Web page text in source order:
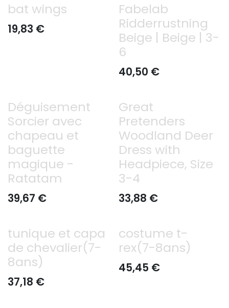
bat wings
19,83 €
Fabelab
Ridderrustning
Beige | Beige | 3-
6
40,50 €
Déguisement
Sorcier avec
chapeau et
baguette
magique -
Ratatam
39,67 €
Great
Pretenders
Woodland Deer
Dress with
Headpiece, Size
3-4
33,88 €
tunique et capa
de chevalier(7-
8ans)
37,18 €
costume t-
rex(7-8ans)
45,45 €